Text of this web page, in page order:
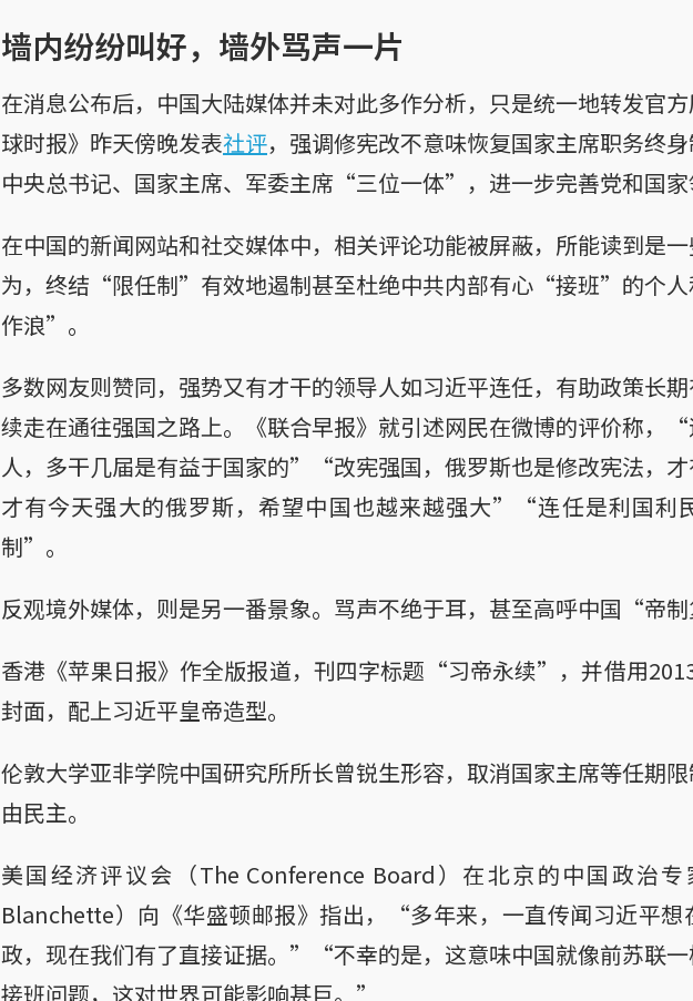
墙内纷纷叫好，墙外骂声一片
在消息公布后，中国大陆媒体并未对此多作分析，只是统一地转发官
球时报》昨天傍晚发表社评，强调修宪改不意味恢复国家主席职务终
中央总书记、国家主席、军委主席“三位一体”，进一步完善党和国
在中国的新闻网站和社交媒体中，相关评论功能被屏蔽，所能读到是
为，终结“限任制”有效地遏制甚至杜绝中共内部有心“接班”的个
作浪”。
多数网友则赞同，强势又有才干的领导人如习近平连任，有助政策长
续走在通往强国之路上。《联合早报》就引述网民在微博的评价称，
人，多干几届是有益于国家的”“改宪强国，俄罗斯也是修改宪法，
才有今天强大的俄罗斯，希望中国也越来越强大”“连任是利国利
制”。
反观境外媒体，则是另一番景象。骂声不绝于耳，甚至高呼中国“帝
香港《苹果日报》作全版报道，刊四字标题“习帝永续”，并借用
封面，配上习近平皇帝造型。
伦敦大学亚非学院中国研究所所长曾锐生形容，取消国家主席等任期
由民主。
美国经济评议会（The Conference Board）在北京的中国政治
Blanchette）向《华盛顿邮报》指出，“多年来，一直传闻习近平想
政，现在我们有了直接证据。”“不幸的是，这意味中国就像前苏联
接班问题，这对世界可能影响甚巨。”